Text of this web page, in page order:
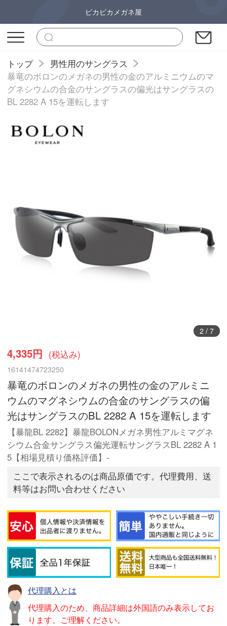
ピカピカメガネ屋
トップ
男性用のサングラス
暴竜のボロンのメガネの男性の金のアルミニウムのマ
グネシウムの合金のサングラスの偏光はサングラスの
BL 2282 A 15を運転します
3/ 7
4,335円 (税込み)
16141474723250
暴竜のボロンのメガネの男性の金のアルミニ
ウムのマグネシウムの合金のサングラスの偏
光はサングラスのBL 2282 A 15を運転します
【暴龍BL 2282】暴龍BOLONメガネ男性アルミマグネ
シウム合金サングラス偏光運転サングラスBL 2282 A 1
5【相場見積り価格評価】-
ここで表示されるのは商品原価です。代理費用、送
料等はお問い合わせください
代理購入とは
代理購入のため、商品詳細は外国語のみ表示してお
ります。ご理解ください。